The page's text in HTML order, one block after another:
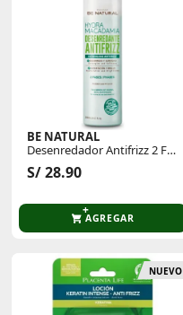
BE NATURAL
Desenredador Antifrizz 2 F
S/ 28.90
AGREGAR
NUEVO